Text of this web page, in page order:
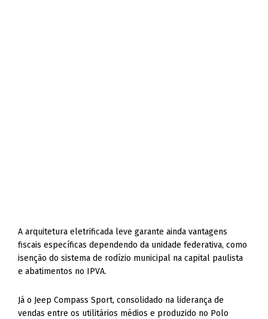
A arquitetura eletrificada leve garante ainda vantagens
fiscais específicas dependendo da unidade federativa, como
isenção do sistema de rodízio municipal na capital paulista
e abatimentos no IPVA.
Já o Jeep Compass Sport, consolidado na liderança de
vendas entre os utilitários médios e produzido no Polo